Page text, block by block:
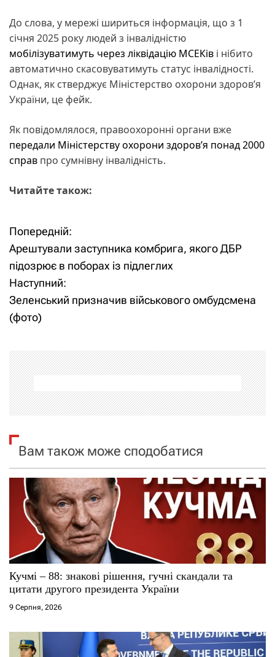
До слова, у мережі шириться інформація, що з 1
січня 2025 року людей з інвалідністю
мобілізуватимуть через ліквідацію МСЕКів і нібито
автоматично скасовуватимуть статус інвалідності.
Однак, як стверджує Міністерство охорони здоров’я
України, це фейк.
Як повідомлялося, правоохоронні органи вже
передали Міністерству охорони здоров’я понад 2000
справ про сумнівну інвалідність.
Читайте також:
Н
а
в
і
а
ц
і
я
з
и
с
і
в
Попередній:
Арештували заступника комбрига, якого ДБР
підозрює в поборах із підлеглих
Наступний:
Зеленський призначив військового омбудсмена
(фото)
Вам також може сподобатися
Кучмі – 88: знакові рішення, гучні скандали та
цитати другого президента України
9 Серпня, 2026